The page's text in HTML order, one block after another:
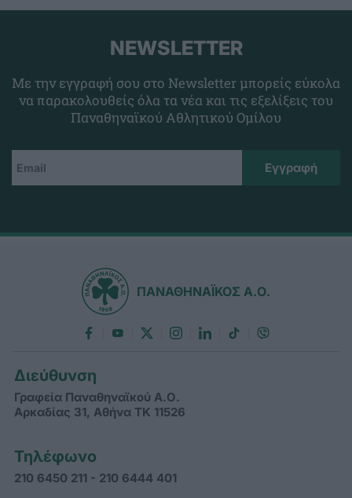
NEWSLETTER
Με την εγγραφή σου στο Newsletter μπορείς εύκολα
να παρακολουθείς όλα τα νέα και τις εξελίξεις του
Παναθηναϊκού Αθλητικού Ομίλου
ΠΑΝΑΘΗΝΑΪΚΟΣ Α.Ο.
Διεύθυνση
Γραφεία Παναθηναϊκού Α.Ο.
Αρκαδίας 31, Αθήνα ΤΚ 11526
Τηλέφωνο
210 6450 211 - 210 6444 401